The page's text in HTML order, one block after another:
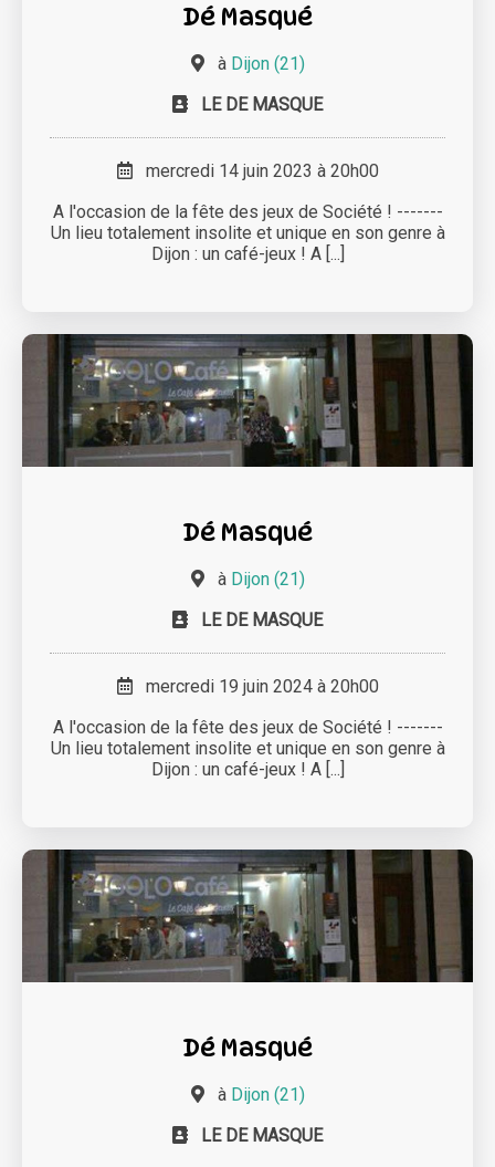
Dé Masqué
à Dijon (21)
LE DE MASQUE
mercredi 14 juin 2023 à 20h00
A l'occasion de la fête des jeux de Société ! -------
Un lieu totalement insolite et unique en son genre à
Dijon : un café-jeux ! A [...]
Dé Masqué
à Dijon (21)
LE DE MASQUE
mercredi 19 juin 2024 à 20h00
A l'occasion de la fête des jeux de Société ! -------
Un lieu totalement insolite et unique en son genre à
Dijon : un café-jeux ! A [...]
Dé Masqué
à Dijon (21)
LE DE MASQUE